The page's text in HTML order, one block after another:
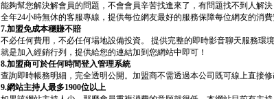
能夠幫您解決解會員的問題，不會會員辛苦找進來了，有問題找不到人解
全年24小時無休的客服專線，提供每位網友最好的服務保障每位網友的消費
7.加盟免成本穩賺不賠
不必任何費用，不必任何場地設備投資。 提供完整的即時影音聊天服務環
就是加入經銷行列，提供給您的連結加到您網站中即可！
8.加盟商可於任何時間登入管理系統
查詢即時帳務明細，完全透明公開。加盟商不需透過本公司既可線上直接修
9.網站主持人最多1900位以上